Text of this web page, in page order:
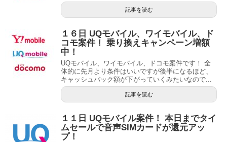
記事を読む
１６日 UQモバイル、ワイモバイル、ド
コモ案件！ 乗り換えキャンペーン増額
中！
UQモバイル、ワイモバイル、ドコモ案件です！ 全
体的に先月より条件はいいですが後半になるほど、
キャッシュバック額が下がっていくみたいなので...
記事を読む
１１日 UQモバイル案件！ 本日までタイ
ムセールで音声SIMカードが還元アッ
プ！